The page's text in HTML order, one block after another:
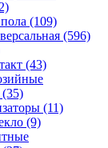
(109)
(596)
(43)
(35)
(11)
(9)